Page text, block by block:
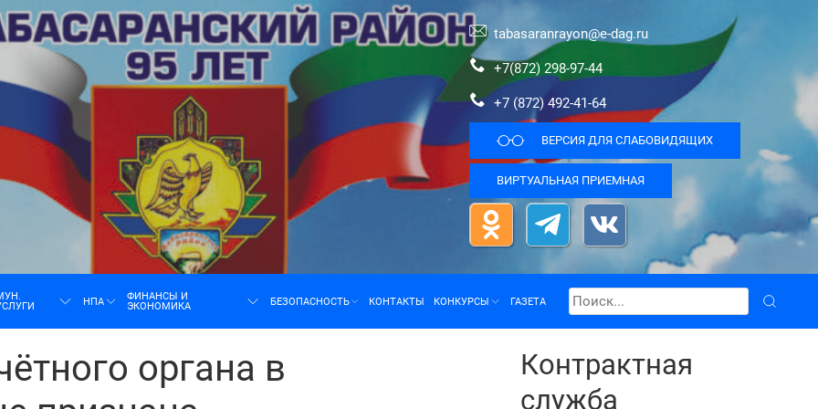
tabasaranrayon@e-dag.ru
+7(872) 298-97-44
+7 (872) 492-41-64
ВЕРСИЯ ДЛЯ СЛАБОВИДЯЩИХ
ВИРТУАЛЬНАЯ ПРИЕМНАЯ
НПА ФИНАНСЫ И
ЭКОНОМИКА БЕЗОПАСНОСТЬ КОНТАКТЫ КОНКУРСЫ ГАЗЕТА
органа в
Контрактная
служба